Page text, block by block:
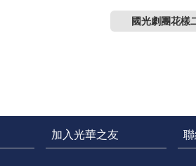
國光劇團花樣
加入光華之友